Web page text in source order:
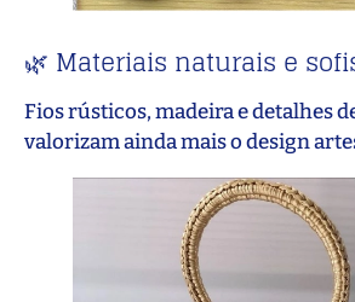
🌿 Materiais naturais e
Fios rústicos, madeira e detalhes
valorizam ainda mais o design